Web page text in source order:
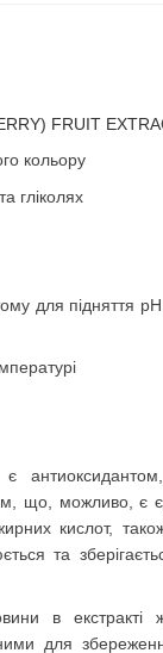
FRUIT
кольору
гліколях
для підняття
що, можливо, є
кислот,
та
в екстракті
для